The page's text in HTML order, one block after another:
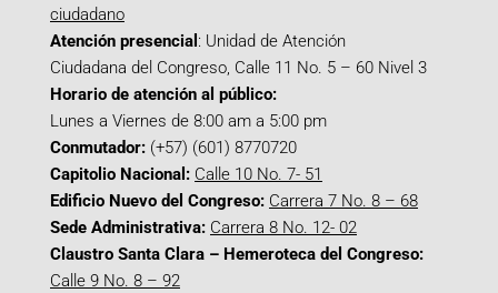
ciudadano
Atención presencial : Unidad de Atención
Ciudadana del Congreso, Calle 11 No. 5 – 60 Nivel 3
Horario de atención al público:
Lunes a Viernes de 8:00 am a 5:00 pm
Conmutador: (+57) (601) 8770720
Capitolio Nacional: Calle 10 No. 7- 51
Edificio Nuevo del Congreso: Carrera 7 No. 8 – 68
Sede Administrativa: Carrera 8 No. 12- 02
Claustro Santa Clara – Hemeroteca del Congreso:
Calle 9 No. 8 – 92